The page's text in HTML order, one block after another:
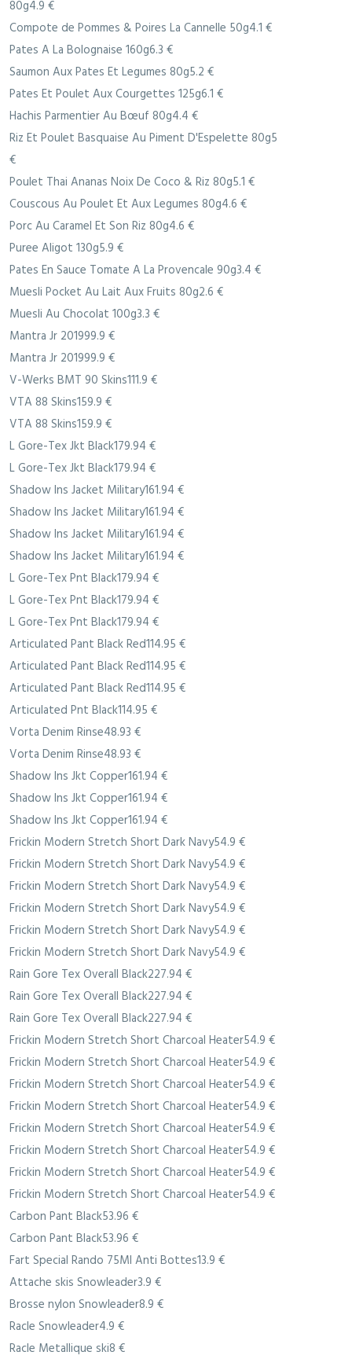
80g4.9 €
Compote de Pommes & Poires La Cannelle 50g4.1 €
Pates A La Bolognaise 160g6.3 €
Saumon Aux Pates Et Legumes 80g5.2 €
Pates Et Poulet Aux Courgettes 125g6.1 €
Hachis Parmentier Au Bœuf 80g4.4 €
Riz Et Poulet Basquaise Au Piment D'Espelette 80g5
€
Poulet Thai Ananas Noix De Coco & Riz 80g5.1 €
Couscous Au Poulet Et Aux Legumes 80g4.6 €
Porc Au Caramel Et Son Riz 80g4.6 €
Puree Aligot 130g5.9 €
Pates En Sauce Tomate A La Provencale 90g3.4 €
Muesli Pocket Au Lait Aux Fruits 80g2.6 €
Muesli Au Chocolat 100g3.3 €
Mantra Jr 201999.9 €
Mantra Jr 201999.9 €
V-Werks BMT 90 Skins111.9 €
VTA 88 Skins159.9 €
VTA 88 Skins159.9 €
L Gore-Tex Jkt Black179.94 €
L Gore-Tex Jkt Black179.94 €
Shadow Ins Jacket Military161.94 €
Shadow Ins Jacket Military161.94 €
Shadow Ins Jacket Military161.94 €
Shadow Ins Jacket Military161.94 €
L Gore-Tex Pnt Black179.94 €
L Gore-Tex Pnt Black179.94 €
L Gore-Tex Pnt Black179.94 €
Articulated Pant Black Red114.95 €
Articulated Pant Black Red114.95 €
Articulated Pant Black Red114.95 €
Articulated Pnt Black114.95 €
Vorta Denim Rinse48.93 €
Vorta Denim Rinse48.93 €
Shadow Ins Jkt Copper161.94 €
Shadow Ins Jkt Copper161.94 €
Shadow Ins Jkt Copper161.94 €
Frickin Modern Stretch Short Dark Navy54.9 €
Frickin Modern Stretch Short Dark Navy54.9 €
Frickin Modern Stretch Short Dark Navy54.9 €
Frickin Modern Stretch Short Dark Navy54.9 €
Frickin Modern Stretch Short Dark Navy54.9 €
Frickin Modern Stretch Short Dark Navy54.9 €
Rain Gore Tex Overall Black227.94 €
Rain Gore Tex Overall Black227.94 €
Rain Gore Tex Overall Black227.94 €
Frickin Modern Stretch Short Charcoal Heater54.9 €
Frickin Modern Stretch Short Charcoal Heater54.9 €
Frickin Modern Stretch Short Charcoal Heater54.9 €
Frickin Modern Stretch Short Charcoal Heater54.9 €
Frickin Modern Stretch Short Charcoal Heater54.9 €
Frickin Modern Stretch Short Charcoal Heater54.9 €
Frickin Modern Stretch Short Charcoal Heater54.9 €
Frickin Modern Stretch Short Charcoal Heater54.9 €
Carbon Pant Black53.96 €
Carbon Pant Black53.96 €
Fart Special Rando 75Ml Anti Bottes13.9 €
Attache skis Snowleader3.9 €
Brosse nylon Snowleader8.9 €
Racle Snowleader4.9 €
Racle Metallique ski8 €